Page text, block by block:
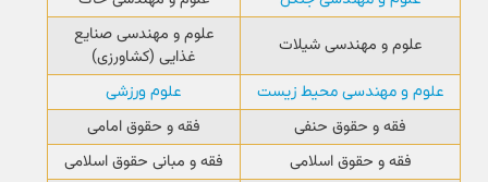
علوم و مهندسی شیلات
علوم و مهندسی صنایع
غذایی (کشاورزی)
علوم و مهندسی محیط زیست علوم ورزشی
فقه و حقوق حنفی
فقه و حقوق امامی
فقه و حقوق اسلامی
فقه و مبانی حقوق اسلامی